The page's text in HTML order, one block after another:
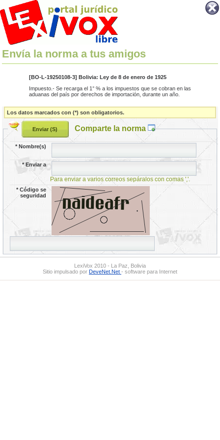
Envía la norma a tus amigos
[BO-L-19250108-3] Bolivia: Ley de 8 de enero de 1925
Impuesto.- Se recarga el 1° % a los impuestos que se cobran en las
aduanas del país por derechos de importación, durante un año.
Los datos marcados con (*) son obligatorios.
Comparte la norma
*Nombre(s)
*Enviar a
Para enviar a varios correos sepáralos con comas ','.
*Código se
seguridad
LexiVox 2010 - La Paz, Bolivia
Sitio impulsado por DeveNet.Net - software para Internet